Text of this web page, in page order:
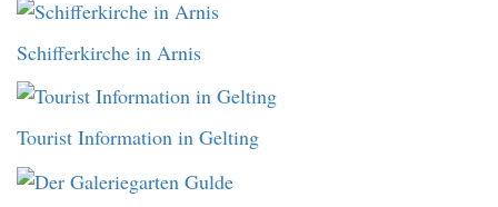
Schifferkirche in Arnis
Tourist Information in Gelting